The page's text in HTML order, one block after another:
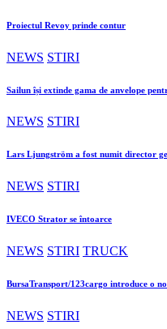
Proiectul Revoy prinde contur
NEWS STIRI
Sailun își extinde gama de anvelope
NEWS STIRI
Lars Ljungström a fost numit director
NEWS STIRI
IVECO Strator se întoarce
NEWS STIRI TRUCK
BursaTransport/123cargo introduce o
NEWS STIRI